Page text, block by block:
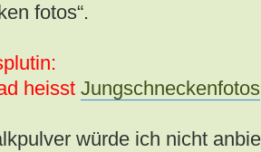
fotos“.
heisst Jungschneckenfotos
würde ich nicht